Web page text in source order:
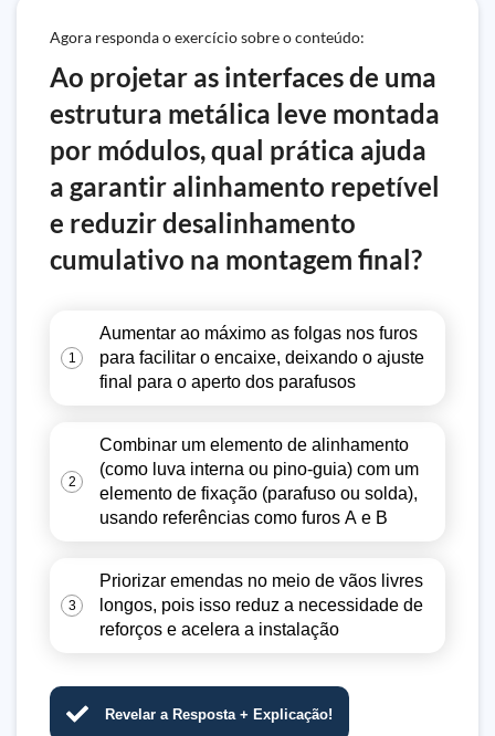
Agora responda o exercício sobre o conteúdo:
Ao projetar as interfaces de uma
estrutura metálica leve montada
por módulos, qual prática ajuda
a garantir alinhamento repetível
e reduzir desalinhamento
cumulativo na montagem final?
1
Aumentar ao máximo as folgas nos furos
para facilitar o encaixe, deixando o ajuste
final para o aperto dos parafusos
2
Combinar um elemento de alinhamento
(como luva interna ou pino-guia) com um
elemento de fixação (parafuso ou solda),
usando referências como furos A e B
3
Priorizar emendas no meio de vãos livres
longos, pois isso reduz a necessidade de
reforços e acelera a instalação
Revelar a Resposta + Explicação!